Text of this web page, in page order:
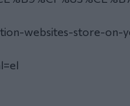
websites-store-on-